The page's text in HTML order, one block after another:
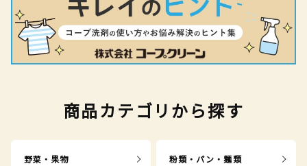
商品カテゴリから探す
野菜・果物 粉類・パン・麺類